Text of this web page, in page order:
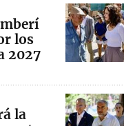
los
2027
la